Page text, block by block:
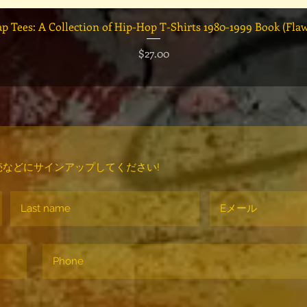
クイックビュー
Tees: A Collection of Hip-Hop T-Shirts 1980-1999 Book
価格
$27.00
どにサインアップしてください!